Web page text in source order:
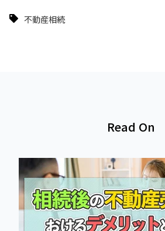
不動産相続
Read On